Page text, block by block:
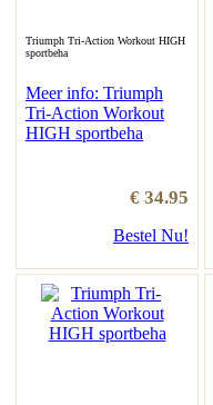
Triumph Tri-Action Workout HIGH
sportbeha
Meer info: Triumph
Tri-Action Workout
HIGH sportbeha
€ 34.95
Bestel Nu!